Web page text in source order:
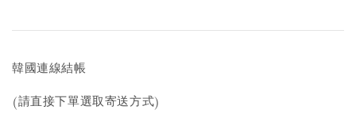
韓國連線結帳
(請直接下單選取寄送方式)